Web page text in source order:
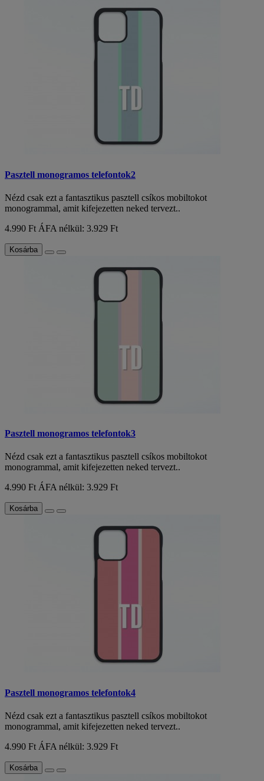
Pasztell monogramos telefontok2
Nézd csak ezt a fantasztikus pasztell csíkos mobiltokot
monogrammal, amit kifejezetten neked tervezt..
4.990 Ft ÁFA nélkül: 3.929 Ft
Kosárba
Pasztell monogramos telefontok3
Nézd csak ezt a fantasztikus pasztell csíkos mobiltokot
monogrammal, amit kifejezetten neked tervezt..
4.990 Ft ÁFA nélkül: 3.929 Ft
Kosárba
Pasztell monogramos telefontok4
Nézd csak ezt a fantasztikus pasztell csíkos mobiltokot
monogrammal, amit kifejezetten neked tervezt..
4.990 Ft ÁFA nélkül: 3.929 Ft
Kosárba